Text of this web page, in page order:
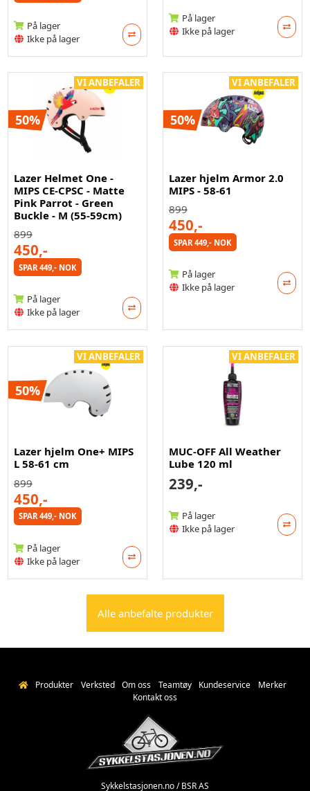
På lager
Ikke på lager
På lager
Ikke på lager
VI ANBEFALER
50%
Lazer Helmet One -
MIPS CE-CPSC - Matte
Pink Parrot - Green
Buckle - M (55-59cm)
899
450,-
SPAR 449,- NOK
På lager
Ikke på lager
VI ANBEFALER
50%
Lazer hjelm Armor 2.0
MIPS - 58-61
899
450,-
SPAR 449,- NOK
På lager
Ikke på lager
VI ANBEFALER
50%
Lazer hjelm One+ MIPS
L 58-61 cm
899
450,-
SPAR 449,- NOK
På lager
Ikke på lager
VI ANBEFALER
MUC-OFF All Weather
Lube 120 ml
239,-
På lager
Ikke på lager
Alle anbefalte produkter
Produkter Verksted Om oss Teamtøy Kundeservice
Merker
Kontakt oss
Sykkelstasjonen.no / BSR AS